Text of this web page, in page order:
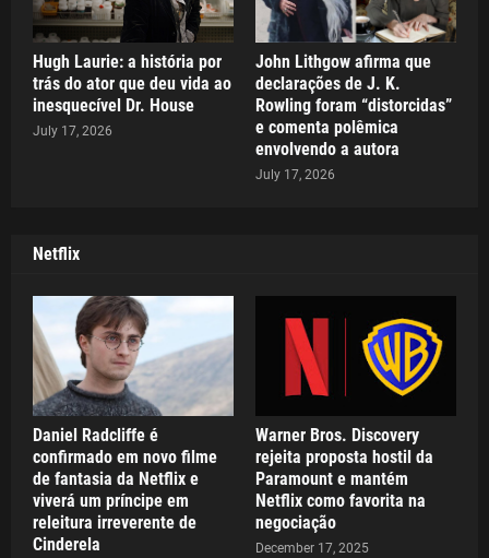
Hugh Laurie: a história por
trás do ator que deu vida ao
inesquecível Dr. House
July 17, 2026
John Lithgow afirma que
declarações de J. K.
Rowling foram “distorcidas”
e comenta polêmica
envolvendo a autora
July 17, 2026
Netflix
Daniel Radcliffe é
confirmado em novo filme
de fantasia da Netflix e
viverá um príncipe em
releitura irreverente de
Cinderela
Warner Bros. Discovery
rejeita proposta hostil da
Paramount e mantém
Netflix como favorita na
negociação
December 17, 2025